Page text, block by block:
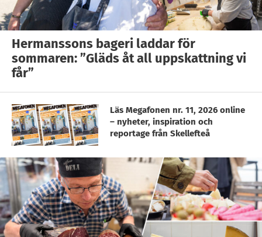
Hermanssons bageri laddar för
sommaren: ”Gläds åt all uppskattning vi
får”
Läs Megafonen nr. 11, 2026 online
– nyheter, inspiration och
reportage från Skellefteå